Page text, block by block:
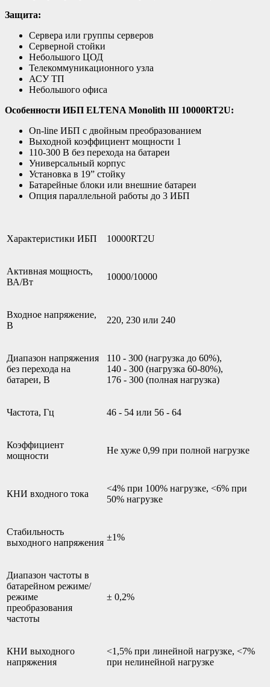
Защита:
Сервера или группы серверов
Серверной стойки
Небольшого ЦОД
Телекоммуникационного узла
АСУ ТП
Небольшого офиса
Особенности ИБП ELTENA Monolith III 10000RT2U:
On-line ИБП с двойным преобразованием
Выходной коэффициент мощности 1
110-300 В без перехода на батареи
Универсальный корпус
Установка в 19” стойку
Батарейные блоки или внешние батареи
Опция параллельной работы до 3 ИБП
Характеристики ИБП 10000RT2U
Активная мощность,
ВА/Вт
10000/10000
Входное напряжение,
В
220, 230 или 240
Диапазон напряжения
без перехода на
батареи, В
110 - 300 (нагрузка до 60%),
140 - 300 (нагрузка 60-80%),
176 - 300 (полная нагрузка)
Частота, Гц 46 - 54 или 56 - 64
Коэффициент
мощности
Не хуже 0,99 при полной нагрузке
КНИ входного тока
<4% при 100% нагрузке, <6% при
50% нагрузке
Стабильность
выходного напряжения
±1%
Диапазон частоты в
батарейном режиме/
режиме
преобразования
частоты
± 0,2%
КНИ выходного
напряжения
<1,5% при линейной нагрузке, <7%
при нелинейной нагрузке